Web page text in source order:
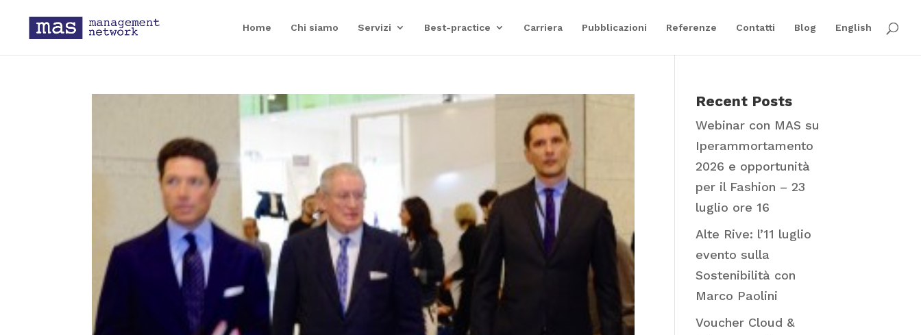
Home Chi siamo Servizi Best-practice Carriera Pubblicazioni Referenze Contatti Blog English
Recent Posts
Webinar con MAS su
Iperammortamento
2026 e opportunità
per il Fashion – 23
luglio ore 16
Alte Rive: l’11 luglio
evento sulla
Sostenibilità con
Marco Paolini
Voucher Cloud &